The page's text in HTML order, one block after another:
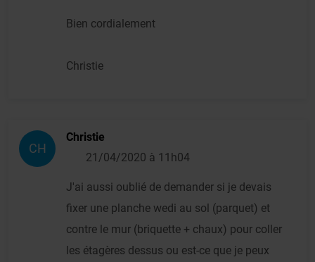
Bien cordialement
Christie
CH
Christie
21/04/2020 à 11h04
J'ai aussi oublié de demander si je devais
fixer une planche wedi au sol (parquet) et
contre le mur (briquette + chaux) pour coller
les étagères dessus ou est-ce que je peux